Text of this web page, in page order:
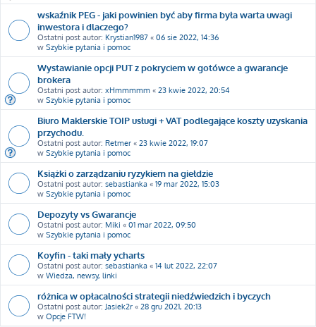
wskaźnik PEG - jaki powinien być aby firma była warta uwagi
inwestora i dlaczego?
Ostatni post autor: Krystian1987 « 06 sie 2022, 14:36
w Szybkie pytania i pomoc
Wystawianie opcji PUT z pokryciem w gotówce a gwarancje
brokera
Ostatni post autor: xHmmmmm « 23 kwie 2022, 20:54
w Szybkie pytania i pomoc
Biuro Maklerskie TOIP usługi + VAT podlegające koszty uzyskania
przychodu.
Ostatni post autor: Retmer « 23 kwie 2022, 19:07
w Szybkie pytania i pomoc
Książki o zarządzaniu ryzykiem na giełdzie
Ostatni post autor: sebastianka « 19 mar 2022, 15:03
w Szybkie pytania i pomoc
Depozyty vs Gwarancje
Ostatni post autor: Miki « 01 mar 2022, 09:50
w Szybkie pytania i pomoc
Koyfin - taki mały ycharts
Ostatni post autor: sebastianka « 14 lut 2022, 22:07
w Wiedza, newsy, linki
różnica w opłacalności strategii niedźwiedzich i byczych
Ostatni post autor: Jasiek2r « 28 gru 2021, 20:13
w Opcje FTW!